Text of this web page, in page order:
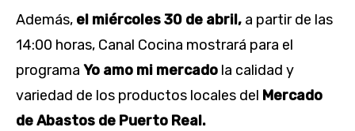
Además, el miércoles 30 de abril, a partir de las
14:00 horas, Canal Cocina mostrará para el
programa Yo amo mi mercado la calidad y
variedad de los productos locales del Mercado
de Abastos de Puerto Real.